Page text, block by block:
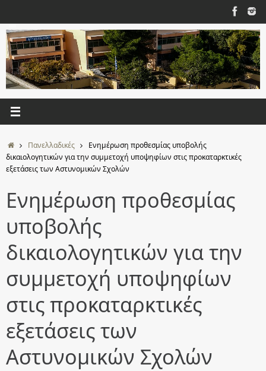
περιεχόμενο
ΑρχικήΠανελλαδικές
Ενημέρωση προθεσμίας υποβολής
δικαιολογητικών για την συμμετοχή υποψηφίων στις προκαταρκτικές
εξετάσεις των Αστυνομικών Σχολών
Ενημέρωση προθεσμίας
υποβολής
δικαιολογητικών για την
συμμετοχή υποψηφίων
στις προκαταρκτικές
εξετάσεις των
Αστυνομικών Σχολών